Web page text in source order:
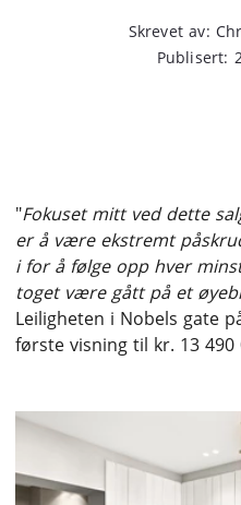
Skrevet av:
Publisert:
"Fokuset mitt ved dette
er å være ekstremt
i for å følge opp hver
toget være gått på et
Leiligheten i Nobels gate
første visning til kr. 13 490